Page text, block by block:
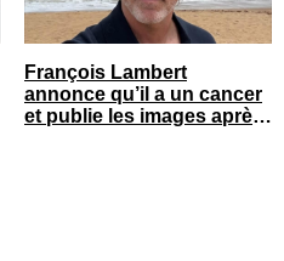
François Lambert
annonce qu’il a un cancer
et publie les images après